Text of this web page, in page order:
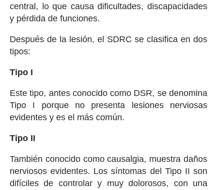
central, lo que causa dificultades, discapacidades
y pérdida de funciones.
Después de la lesión, el SDRC se clasifica en dos
tipos:
Tipo I
Este tipo, antes conocido como DSR, se denomina
Tipo I porque no presenta lesiones nerviosas
evidentes y es el más común.
Tipo II
También conocido como causalgia, muestra daños
nerviosos evidentes. Los síntomas del Tipo II son
difíciles de controlar y muy dolorosos, con una